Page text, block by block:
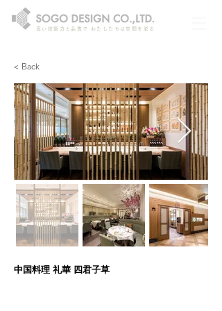
高い技術力と品質で わたしたちは空間を彩る
< Back
中国料理 礼華 四君子草